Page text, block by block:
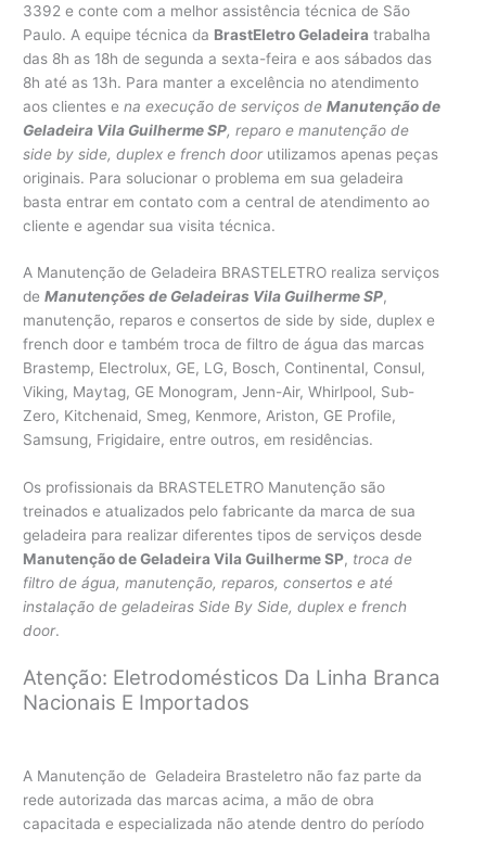
3392 e conte com a melhor assistência técnica de São
Paulo. A equipe técnica da BrastEletro Geladeira trabalha
das 8h as 18h de segunda a sexta-feira e aos sábados das
8h até as 13h. Para manter a excelência no atendimento
aos clientes ena execução de serviços deManutenção de
Geladeira Vila Guilherme SP, reparo e manutenção de
side by side, duplex e french door utilizamos apenas peças
originais. Para solucionar o problema em sua geladeira
basta entrar em contato com a central de atendimento ao
cliente e agendar sua visita técnica.
A Manutenção de Geladeira BRASTELETRO realiza serviços
deManutenções de Geladeiras Vila Guilherme SP,
manutenção, reparos e consertos de side by side, duplex e
french door e também troca de filtro de água das marcas
Brastemp, Electrolux, GE, LG, Bosch, Continental, Consul,
Viking, Maytag, GE Monogram, Jenn-Air, Whirlpool, Sub-
Zero, Kitchenaid, Smeg, Kenmore, Ariston, GE Profile,
Samsung, Frigidaire, entre outros, em residências.
Os profissionais da BRASTELETRO Manutenção são
treinados e atualizados pelo fabricante da marca de sua
geladeira para realizar diferentes tipos de serviços desde
Manutenção de Geladeira Vila Guilherme SP, troca de
filtro de água, manutenção, reparos, consertos e até
instalação de geladeiras Side By Side, duplex e french
door.
Atenção: Eletrodomésticos Da Linha Branca
Nacionais E Importados
A Manutenção de Geladeira Brasteletro não faz parte da
rede autorizada das marcas acima, a mão de obra
capacitada e especializada não atende dentro do período